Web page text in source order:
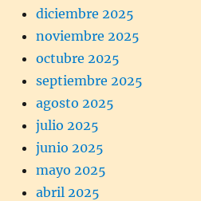
diciembre 2025
noviembre 2025
octubre 2025
septiembre 2025
agosto 2025
julio 2025
junio 2025
mayo 2025
abril 2025